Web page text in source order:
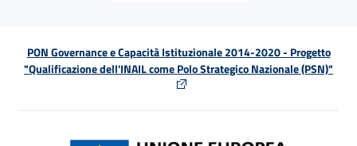
PON Governance e Capacità Istituzionale 2014-2020 - Progetto
"Qualificazione dell'INAIL come Polo Strategico Nazionale (PSN)"